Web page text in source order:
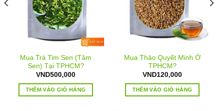
Mua Trà Tim Sen (Tâm
Sen) Tại TPHCM?
VND500,000
THÊM VÀO GIỎ HÀNG
Mua Thảo Quyết Minh Ở
TPHCM?
VND120,000
THÊM VÀO GIỎ HÀNG